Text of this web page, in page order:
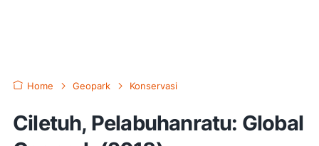
Home Geopark Konservasi
Ciletuh, Pelabuhanratu: Global